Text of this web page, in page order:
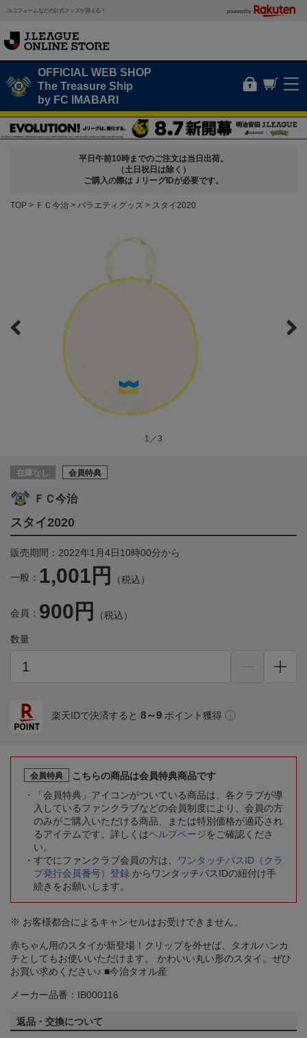
ユニフォームなどの公式グッズが買える！ powered by
OFFICIAL WEB SHOP
The Treasure Ship
by FC IMABARI
平日午前10時までのご注文は当日出荷。
（土日祝日は除く）
ご購入の際はＪリーグIDが必要です。
TOP ＦＣ今治 バラエティグッズ スタイ2020
1／3
在庫なし 会員特典
ＦＣ今治
スタイ2020
販売期間：2022年1月4日10時00分から
一般： 1,001円 （税込）
会員： 900円 （税込）
数量
楽天IDで決済すると 8～9 ポイント獲得
会員特典
こちらの商品は会員特典商品です
「会員特典」アイコンがついている商品は、各クラブが導
入しているファンクラブなどの会員制度により、会員の方
のみがご購入いただける商品、または特別価格が適応され
るアイテムです。詳しくはヘルプページをご確認くださ
い。
すでにファンクラブ会員の方は、
ワンタッチパスID（クラ
ブ発行会員番号）登録 からワンタッチパスIDの紐付け手
続きをお願いします。
※ お客様都合によるキャンセルはお受けできません。
赤ちゃん用のスタイが新登場！クリップを外せば、タオルハンカ
チとしてもお使いいただけます。 かわいい丸い形のスタイ。ぜひ
お買い求めください♪ ■今治タオル産
メーカー品番：IB000116
返品・交換について